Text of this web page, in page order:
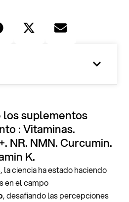
los suplementos
: Vitaminas.
NR. NMN. Curcumin.
K.
la ciencia ha estado haciendo
en el campo
, desafiando las percepciones